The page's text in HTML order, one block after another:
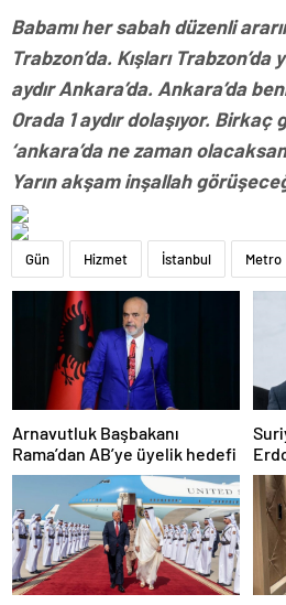
Babamı her sabah düzenli
Trabzon’da. Kışları Trabzon’da
aydır Ankara’da. Ankara’da
Orada 1 aydır dolaşıyor. Birkaç
‘ankara’da ne zaman
Yarın akşam inşallah
Gün Hizmet İstanbul Metro
Arnavutluk Başbakanı
Rama’dan AB’ye üyelik hedefi